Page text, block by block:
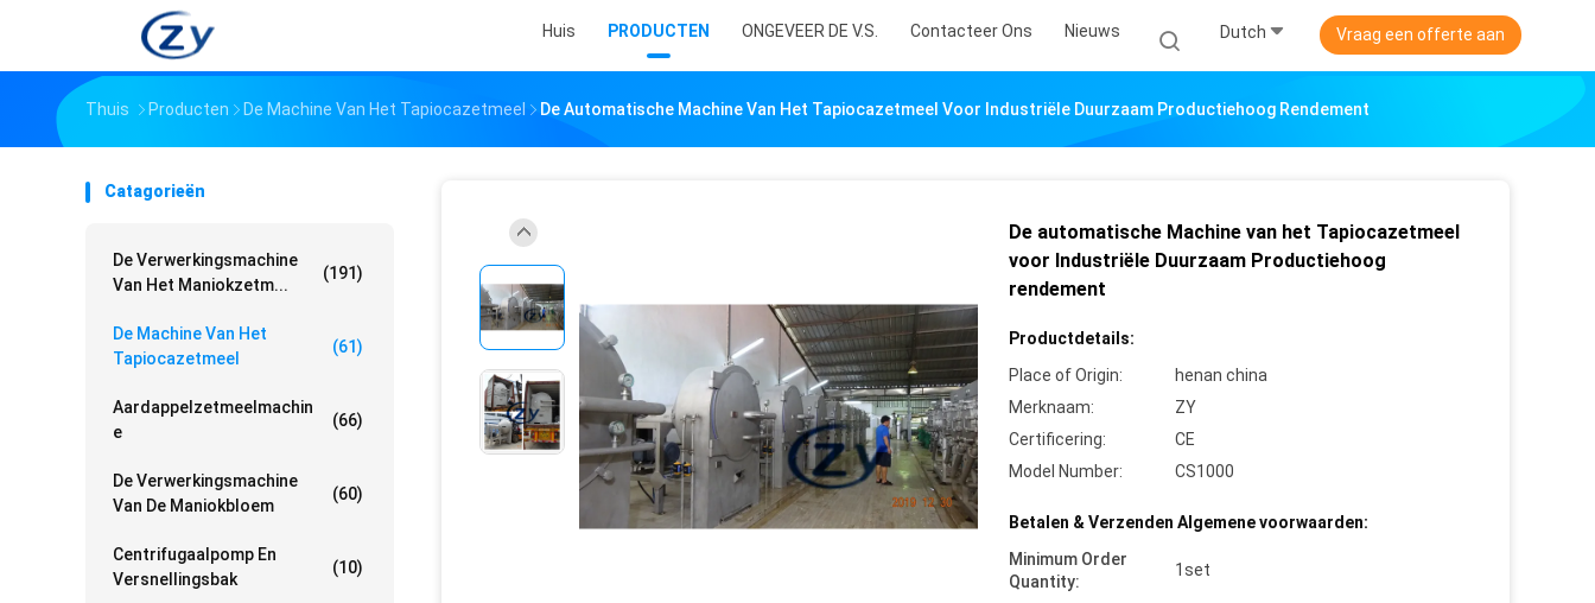
Huis PRODUCTEN ONGEVEER DE V.S. Contacteer Ons Nieuws Dutch Vraag een offerte aan
Thuis Producten De Machine Van Het Tapiocazetmeel De Automatische Machine Van Het Tapiocazetmeel Voor Industriële Duurzaam Productiehoog Rendement
Catagorieën
De Verwerkingsmachine
Van Het Maniokzetm...
(191)
De Machine Van Het
Tapiocazetmeel
(61)
Aardappelzetmeelmachin
E
(66)
De Verwerkingsmachine
Van De Maniokbloem
(60)
Centrifugaalpomp En
Versnellingsbak
(10)
De automatische Machine van het Tapiocazetmeel
voor Industriële Duurzaam Productiehoog
rendement
Productdetails:
Place of Origin:
henan china
Merknaam:
ZY
Certificering:
CE
Model Number:
CS1000
Betalen & Verzenden Algemene voorwaarden:
Minimum Order
Quantity:
1set